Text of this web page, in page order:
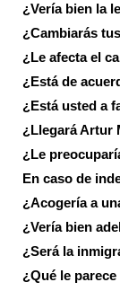
¿Vería bien la
¿Cambiarás
¿Le afecta el
¿Está de
¿Está usted a
¿Llegará Artur
¿Le
En caso de
¿Acogería a
¿Vería bien
¿Será la
¿Qué le parece